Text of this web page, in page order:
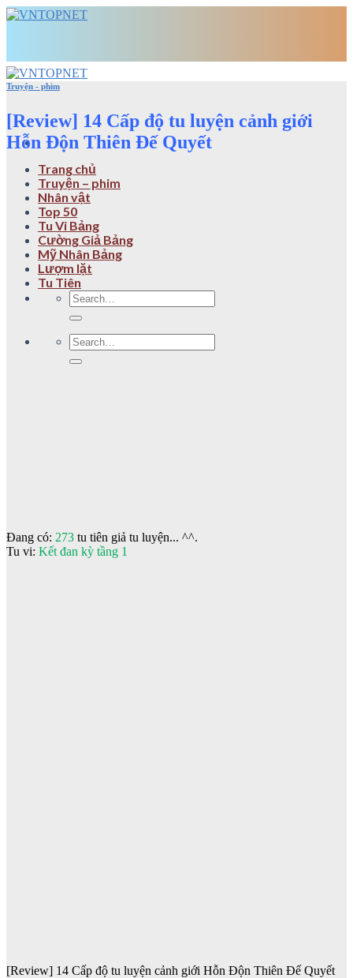
Skip
Trang chủ
Truyện – phim
Nhân vật
Top 50
Tu Vi Bảng
Cường Giả Bảng
Mỹ Nhân Bảng
Lượm lặt
Tu Tiên
Truyện - phim
[Review] 14 Cấp độ tu luyện cảnh giới
Hỗn Độn Thiên Đế Quyết
Đang có: 273 tu tiên giả tu luyện... ^^.
Tu vi: Kết đan kỳ tầng 1
[Review] 14 Cấp độ tu luyện cảnh giới Hỗn Độn Thiên Đế Quyết